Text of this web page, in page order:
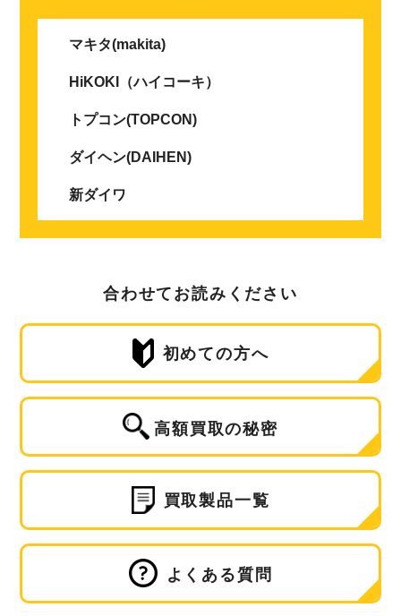
マキタ(makita)
HiKOKI（ハイコーキ）
トプコン(TOPCON)
ダイヘン(DAIHEN)
新ダイワ
合わせてお読みください
初めての方へ
高額買取の秘密
買取製品一覧
よくある質問